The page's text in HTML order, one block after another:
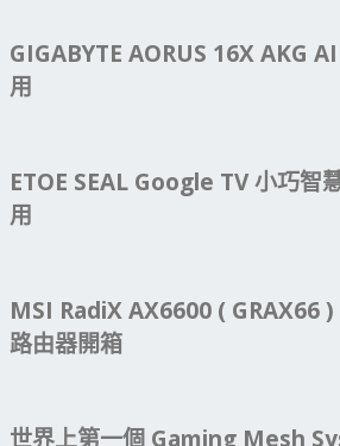
GIGABYTE AORUS 16X AKG
用
ETOE SEAL Google TV 小巧智
用
MSI RadiX AX6600 ( GRAX66
路由器開箱
世界上第一個 Gaming Mesh